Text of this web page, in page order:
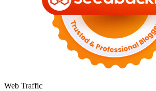
Web Traffic